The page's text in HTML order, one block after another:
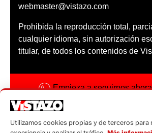
webmaster@vistazo.com
Prohibida la reproducción total,
cualquier idioma, sin autorización
titular, de todos los contenidos de
Empieza a seguirnos ahora
Código ética
Utilizamos cookies propias y de terceros para